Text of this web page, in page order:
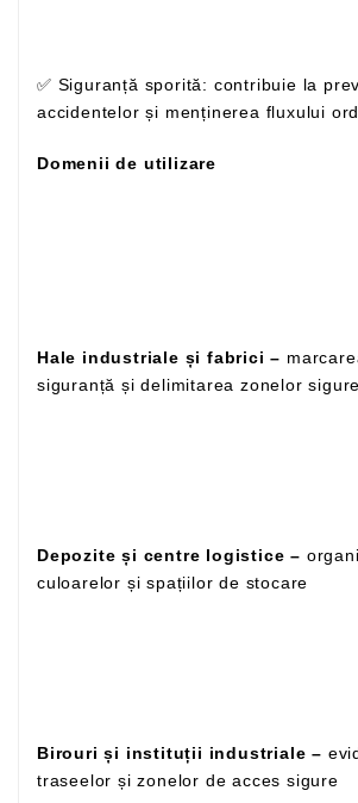
✅ Siguranță sporită: contribuie la
accidentelor și menținerea fluxului
Domenii de utilizare
Hale industriale și fabrici –
siguranță și delimitarea zonelor sigure
Depozite și centre logistice –
culoarelor și spațiilor de stocare
Birouri și instituții industriale –
traseelor și zonelor de acces sigure